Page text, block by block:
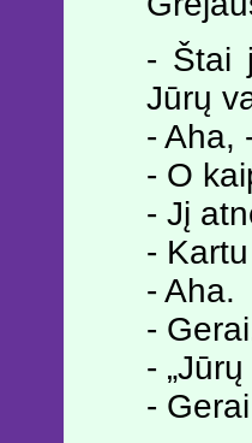
- Štai
Jūrų
- Aha,
- O
- Jį
-
- Aha.
-
-
-